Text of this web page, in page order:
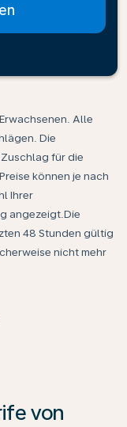
Alle
Die
für die
können je nach
Ihrer
angezeigt.Die
48 Stunden gültig
nicht mehr
von